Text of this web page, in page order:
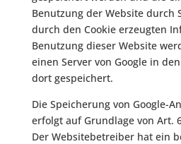
Benutzung der Website durch
durch den Cookie erzeugten
Benutzung dieser Website
einen Server von Google in
dort gespeichert.
Die Speicherung von Google-
erfolgt auf Grundlage von Art.
Der Websitebetreiber hat ein